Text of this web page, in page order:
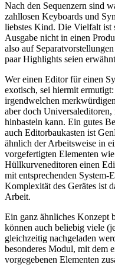
Nach den Sequenzern sind
zahllosen Keyboards und
liebstes Kind. Die Vielfalt ist
Ausgabe nicht in einen
also auf
paar Highlights seien
Wer einen Editor für einen
exotisch, sei hiermit
irgendwelchen
aber doch
hinbasteln kann. Ein gutes
auch Editorbaukasten ist
ähnlich der Arbeitsweise in
vorgefertigten Elementen
Hüllkurveneditoren einen
mit entsprechenden System-
Komplexität des Gerätes ist
Arbeit.
Ein ganz ähnliches Konzept
können auch beliebig viele
gleichzeitig nachgeladen
besonderes Modul, mit dem
vorgegebenen Elementen